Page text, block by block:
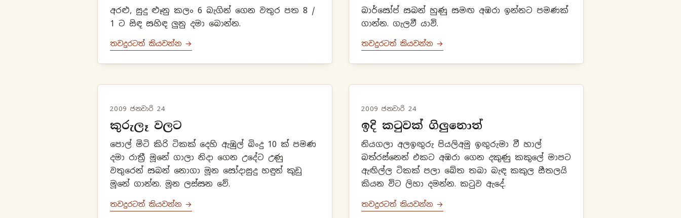
අරළු, සුදු ළූනු කලං 6 බැගින් ගෙන වතුර පත 8 /
1 ට සිඳ සහිඳ ලුනු දමා බොන්න.
තවදුරටත් කියවන්න →
බාර්සෝප් සබන් හුණු සමඟ අඹරා ඉන්නට පමණක්
ගාන්න. ගැලවී යාවි.
තවදුරටත් කියවන්න →
2009 ජනවාරි 24
කුරුලෑ වලට
පොල් මිටි කිරි ටිකක් දෙහි ඇඹුල් බිංදු 10 ක් පමණ
දමා රාත්‍රී මූනේ ගාලා නිදා ගෙන උදේට උණු
වතුරෙන් සබන් නොගා මූන සෝදාසුදු හඳුන් කුඩු
මූනේ ගාන්න. මූන ලස්සන වේ.
තවදුරටත් කියවන්න →
2009 ජනවාරි 24
ඉදි කටුවක් ගිලුනොත්
නියගලා අලඉඟුරු පියලිඅමු ඉඟුරුමා වී හාල්
බත්රස්නෙන් එකට අඹරා ගෙන දකුණු කකුලේ මාපට
ඇඟිල්ල ටිකක් පලා බේත තබා බැඳ කකුල සීතලයි
කියන විට ලිහා දමන්න. කටුව ඇදේ.
තවදුරටත් කියවන්න →